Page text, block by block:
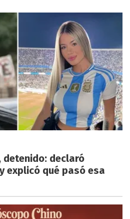
detenido: declaró
explicó qué pasó esa